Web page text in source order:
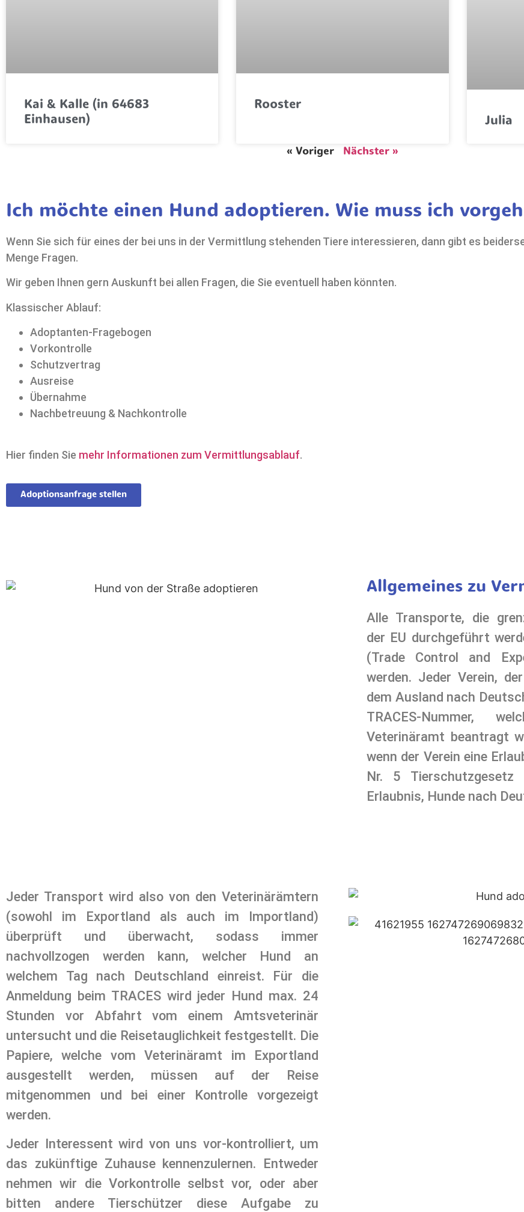
Kai & Kalle (in 64683
Einhausen)
Rooster
Julia
« Voriger Nächster »
Ich möchte einen Hund adoptieren. Wie muss ich
Wenn Sie sich für eines der bei uns in der Vermittlung stehenden Tiere interessieren, dann gibt es
Menge Fragen.
Wir geben Ihnen gern Auskunft bei allen Fragen, die Sie eventuell haben könnten.
Klassischer Ablauf:
Adoptanten-Fragebogen
Vorkontrolle
Schutzvertrag
Ausreise
Übernahme
Nachbetreuung & Nachkontrolle
Hier finden Sie mehr Informationen zum Vermittlungsablauf.
Adoptionsanfrage stellen
Allgemeines zu
Alle Transporte, die
der EU durchgeführt
(Trade Control and
werden. Jeder Verein,
dem Ausland nach
TRACES-Nummer,
Veterinäramt beantragt
wenn der Verein eine
Nr. 5
Erlaubnis, Hunde nach
Jeder Transport wird also von den Veterinärämtern
(sowohl im Exportland als auch im Importland)
überprüft und überwacht, sodass immer
nachvollzogen werden kann, welcher Hund an
welchem Tag nach Deutschland einreist. Für die
Anmeldung beim TRACES wird jeder Hund max. 24
Stunden vor Abfahrt vom einem Amtsveterinär
untersucht und die Reisetauglichkeit festgestellt. Die
Papiere, welche vom Veterinäramt im Exportland
ausgestellt werden, müssen auf der Reise
mitgenommen und bei einer Kontrolle vorgezeigt
werden.
Jeder Interessent wird von uns vor-kontrolliert, um
das zukünftige Zuhause kennenzulernen. Entweder
nehmen wir die Vorkontrolle selbst vor, oder aber
bitten andere Tierschützer diese Aufgabe zu